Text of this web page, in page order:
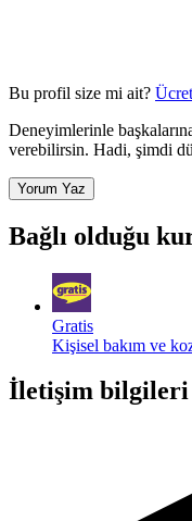
Bu profil size mi ait?
Deneyimlerinle
verebilirsin. Hadi, şimdi
Yorum Yaz
Bağlı olduğu
Gratis
Kişisel bakım ve
İletişim bilgileri